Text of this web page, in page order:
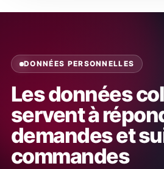
DONNÉES PERSONNELLES
Les données
servent à
demandes et
commandes